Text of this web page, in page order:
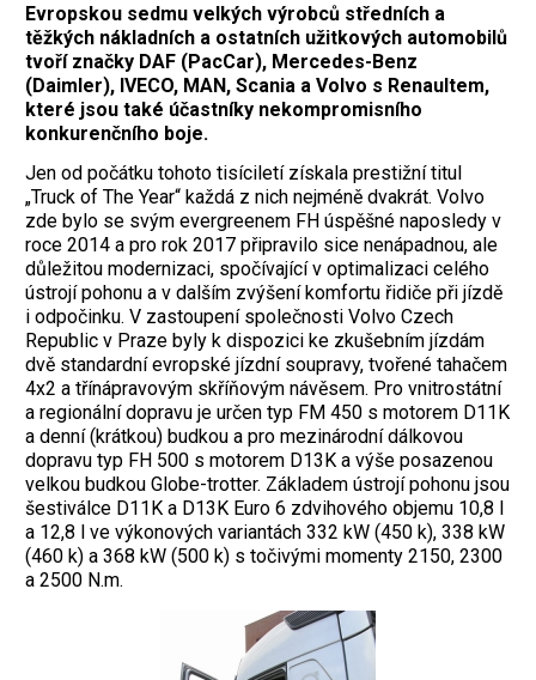
Evropskou sedmu velkých výrobců středních a
těžkých nákladních a ostatních užitkových automobilů
tvoří značky DAF (PacCar), Mercedes-Benz
(Daimler), IVECO, MAN, Scania a Volvo s Renaultem,
které jsou také účastníky nekompromisního
konkurenčního boje.
Jen od počátku tohoto tisíciletí získala prestižní titul
„Truck of The Year“ každá z nich nejméně dvakrát. Volvo
zde bylo se svým evergreenem FH úspěšné naposledy v
roce 2014 a pro rok 2017 připravilo sice nenápadnou, ale
důležitou modernizaci, spočívající v optimalizaci celého
ústrojí pohonu a v dalším zvýšení komfortu řidiče při jízdě
i odpočinku. V zastoupení společnosti Volvo Czech
Republic v Praze byly k dispozici ke zkušebním jízdám
dvě standardní evropské jízdní soupravy, tvořené tahačem
4x2 a třínápravovým skříňovým návěsem. Pro vnitrostátní
a regionální dopravu je určen typ FM 450 s motorem D11K
a denní (krátkou) budkou a pro mezinárodní dálkovou
dopravu typ FH 500 s motorem D13K a výše posazenou
velkou budkou Globe-trotter. Základem ústrojí pohonu jsou
šestiválce D11K a D13K Euro 6 zdvihového objemu 10,8 l
a 12,8 l ve výkonových variantách 332 kW (450 k), 338 kW
(460 k) a 368 kW (500 k) s točivými momenty 2150, 2300
a 2500 N.m.